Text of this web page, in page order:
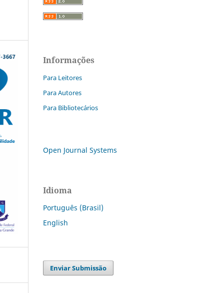
Informações
Para Leitores
Para Autores
Para Bibliotecários
Open Journal Systems
Idioma
Português (Brasil)
English
Enviar Submissão